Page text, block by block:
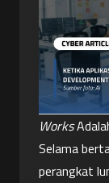
Works
Selama
perangkat